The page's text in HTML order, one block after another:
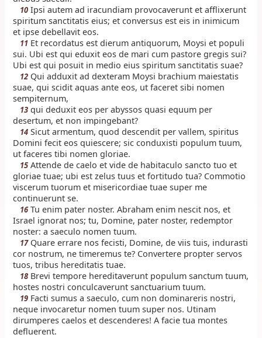
10 Ipsi autem ad iracundiam provocaverunt et afflixerunt
spiritum sanctitatis eius; et conversus est eis in inimicum
et ipse debellavit eos.
11 Et recordatus est dierum antiquorum, Moysi et populi
sui. Ubi est qui eduxit eos de mari cum pastore gregis sui?
Ubi est qui posuit in medio eius spiritum sanctitatis suae?
12 Qui adduxit ad dexteram Moysi brachium maiestatis
suae, qui scidit aquas ante eos, ut faceret sibi nomen
sempiternum,
13 qui deduxit eos per abyssos quasi equum per
desertum, et non impingebant?
14 Sicut armentum, quod descendit per vallem, spiritus
Domini fecit eos quiescere; sic conduxisti populum tuum,
ut faceres tibi nomen gloriae.
15 Attende de caelo et vide de habitaculo sancto tuo et
gloriae tuae; ubi est zelus tuus et fortitudo tua? Commotio
viscerum tuorum et misericordiae tuae super me
continuerunt se.
16Tu enim pater noster. Abraham enim nescit nos, et
Israel ignorat nos; tu, Domine, pater noster, redemptor
noster: a saeculo nomen tuum.
17Quare errare nos fecisti, Domine, de viis tuis, indurasti
cor nostrum, ne timeremus te? Convertere propter servos
tuos, tribus hereditatis tuae.
18 Brevi tempore hereditaverunt populum sanctum tuum,
hostes nostri conculcaverunt sanctuarium tuum.
19 Facti sumus a saeculo, cum non dominareris nostri,
neque invocaretur nomen tuum super nos. Utinam
dirumperes caelos et descenderes! A facie tua montes
defluerent.